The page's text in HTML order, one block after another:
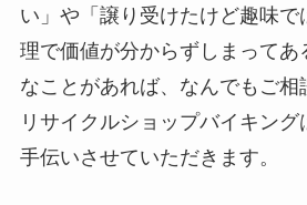
い」や「譲り受けたけど趣味で
理で価値が分からずしまってあ
なことがあれば、なんでもご相
リサイクルショップバイキン
手伝いさせていただきます。